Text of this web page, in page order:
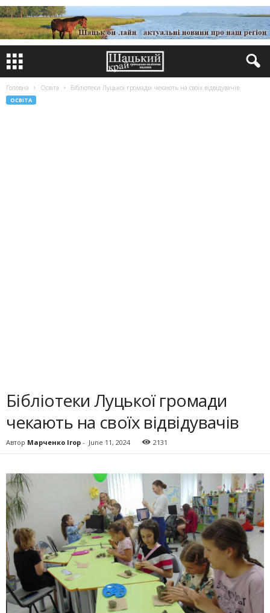
Головна Освіта Бібліотеки Луцької громади чекають на своїх відвідувачів
ОСВІТА
Бібліотеки Луцької громади
чекають на своїх відвідувачів
Автор Марченко Ігор - June 11, 2024 2131